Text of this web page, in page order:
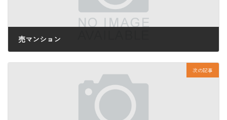
売マンション
次の記事